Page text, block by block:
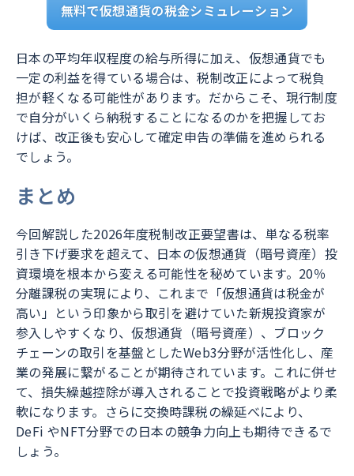
無料で仮想通貨の税金シミュレーション
日本の平均年収程度の給与所得に加え、仮想通貨でも
一定の利益を得ている場合は、税制改正によって税負
担が軽くなる可能性があります。だからこそ、現行制度
で自分がいくら納税することになるのかを把握してお
けば、改正後も安心して確定申告の準備を進められる
でしょう。
まとめ
今回解説した2026年度税制改正要望書は、単なる税率
引き下げ要求を超えて、日本の仮想通貨（暗号資産）投
資環境を根本から変える可能性を秘めています。20％
分離課税の実現により、これまで「仮想通貨は税金が
高い」という印象から取引を避けていた新規投資家が
参入しやすくなり、仮想通貨（暗号資産）、ブロック
チェーンの取引を基盤としたWeb3分野が活性化し、産
業の発展に繋がることが期待されています。これに併せ
て、損失繰越控除が導入されることで投資戦略がより柔
軟になります。さらに交換時課税の繰延べにより、
DeFi やNFT分野での日本の競争力向上も期待できるで
しょう。